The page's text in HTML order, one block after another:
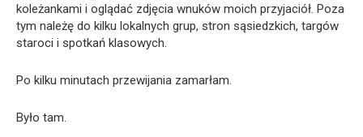
koleżankami i oglądać zdjęcia wnuków moich przyjaciół. Poza
tym należę do kilku lokalnych grup, stron sąsiedzkich, targów
staroci i spotkań klasowych.
Po kilku minutach przewijania zamarłam.
Było tam.